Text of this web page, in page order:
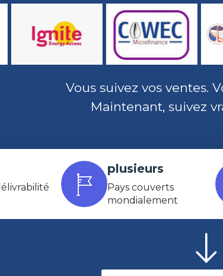
Vous suivez vos ventes.
Maintenant, suivez
plusieurs
Pays couverts
mondialement